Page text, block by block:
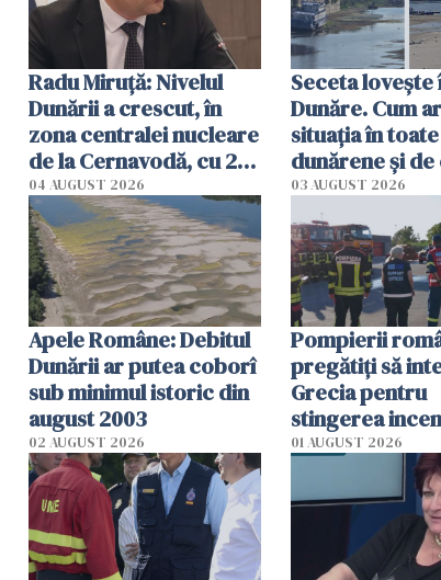
Radu Miruţă: Nivelul
Dunării a crescut, în
zona centralei nucleare
de la Cernavodă, cu 2
cm faţă de ziua trecută
04 AUGUST 2026
Seceta
Dunăre. Cum
situația în
dunărene și de
România
efectele, deși a
în iulie
03 AUGUST 2026
Apele Române: Debitul
Dunării ar putea coborî
sub minimul istoric din
august 2003
02 AUGUST 2026
Pompierii
pregătiţi să
Grecia pentru
stingerea
01 AUGUST 2026